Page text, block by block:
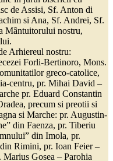
de Assisi, Sf. Anton di
si Ana, Sf. Andrei, Sf.
Mântuitorului nostru,
Arhiereul nostru:
Forli-Bertinoro, Mons.
greco-catolice,
centru, pr. Mihai David –
pr. Eduard Constantin
precum si preotii si
si Marche: pr. Augustin-
din Faenza, pr. Tiberiu
din Imola, pr.
Rimini, pr. Ioan Feier –
Gosea – Parohia